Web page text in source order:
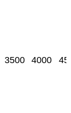
3500 4000